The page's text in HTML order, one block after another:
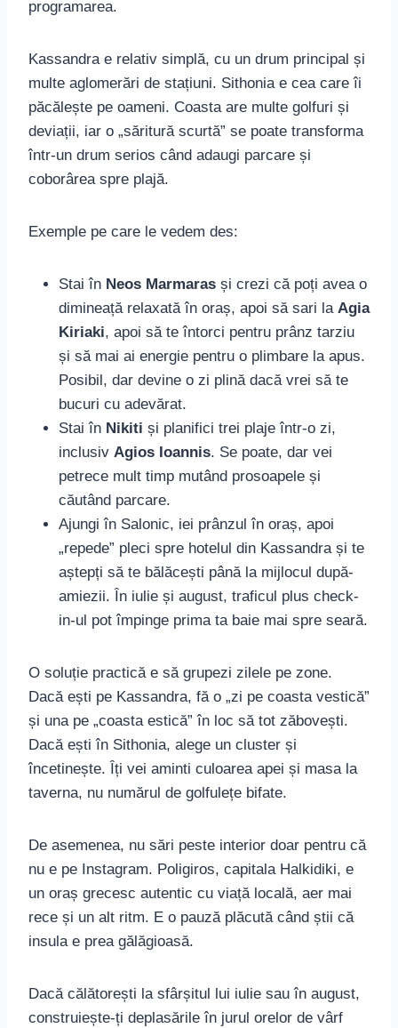
programarea.
Kassandra e relativ simplă, cu un drum principal și
multe aglomerări de stațiuni. Sithonia e cea care îi
păcălește pe oameni. Coasta are multe golfuri și
deviații, iar o „săritură scurtă” se poate transforma
într-un drum serios când adaugi parcare și
coborârea spre plajă.
Exemple pe care le vedem des:
Stai în Neos Marmaras și crezi că poți avea o
dimineață relaxată în oraș, apoi să sari la Agia
Kiriaki, apoi să te întorci pentru prânz tarziu
și să mai ai energie pentru o plimbare la apus.
Posibil, dar devine o zi plină dacă vrei să te
bucuri cu adevărat.
Stai în Nikiti și planifici trei plaje într-o zi,
inclusiv Agios Ioannis. Se poate, dar vei
petrece mult timp mutând prosoapele și
căutând parcare.
Ajungi în Salonic, iei prânzul în oraș, apoi
„repede” pleci spre hotelul din Kassandra și te
aștepți să te bălăcești până la mijlocul după-
amiezii. În iulie și august, traficul plus check-
in-ul pot împinge prima ta baie mai spre seară.
O soluție practică e să grupezi zilele pe zone.
Dacă ești pe Kassandra, fă o „zi pe coasta vestică”
și una pe „coasta estică” în loc să tot zăbovești.
Dacă ești în Sithonia, alege un cluster și
încetinește. Îți vei aminti culoarea apei și masa la
taverna, nu numărul de golfulețe bifate.
De asemenea, nu sări peste interior doar pentru că
nu e pe Instagram. Poligiros, capitala Halkidiki, e
un oraș grecesc autentic cu viață locală, aer mai
rece și un alt ritm. E o pauză plăcută când știi că
insula e prea gălăgioasă.
Dacă călătorești la sfârșitul lui iulie sau în august,
construiește-ți deplasările în jurul orelor de vârf